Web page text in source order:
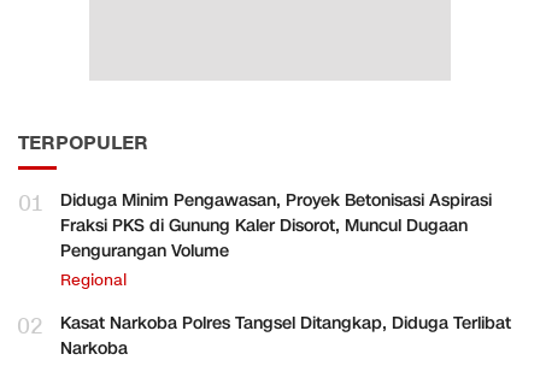
TERPOPULER
01
Diduga Minim Pengawasan, Proyek Betonisasi Aspirasi
Fraksi PKS di Gunung Kaler Disorot, Muncul Dugaan
Pengurangan Volume
Regional
02
Kasat Narkoba Polres Tangsel Ditangkap, Diduga Terlibat
Narkoba